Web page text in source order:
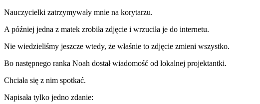
Nauczycielki zatrzymywały mnie na korytarzu.
A później jedna z matek zrobiła zdjęcie i wrzuciła je do internetu.
Nie wiedzieliśmy jeszcze wtedy, że właśnie to zdjęcie zmieni wszystko.
Bo następnego ranka Noah dostał wiadomość od lokalnej projektantki.
Chciała się z nim spotkać.
Napisała tylko jedno zdanie: